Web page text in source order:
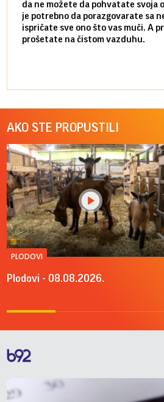
da ne možete da pohvatate svoja
je potrebno da porazgovarate sa
ispričate sve ono što vas muči. A
prošetate na čistom vazduhu.
AKO STE PROPUSTILI
PLODOVI
Plodovi - 08.08.2026.